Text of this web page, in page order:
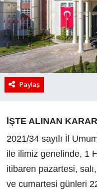
Paylaş
İŞTE ALINAN
2021/34 sayılı İl
ile ilimiz genelinde, 1
itibaren pazartesi,
ve cumartesi günleri